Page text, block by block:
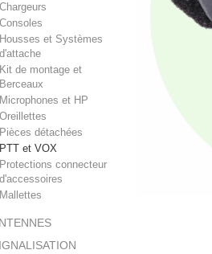
Chargeurs
Consoles
Housses et Systèmes
d'attache
Kit de montage et
Berceaux
Microphones et HP
Oreillettes
Pièces détachées
PTT et VOX
Protections connecteur
d'accessoires
Mallettes